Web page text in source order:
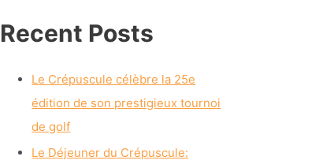
Recent Posts
Le Crépuscule célèbre la 25e
édition de son prestigieux tournoi
de golf
Le Déjeuner du Crépuscule: